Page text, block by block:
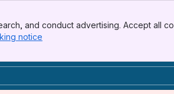
and conduct advertising. Accept all
notice